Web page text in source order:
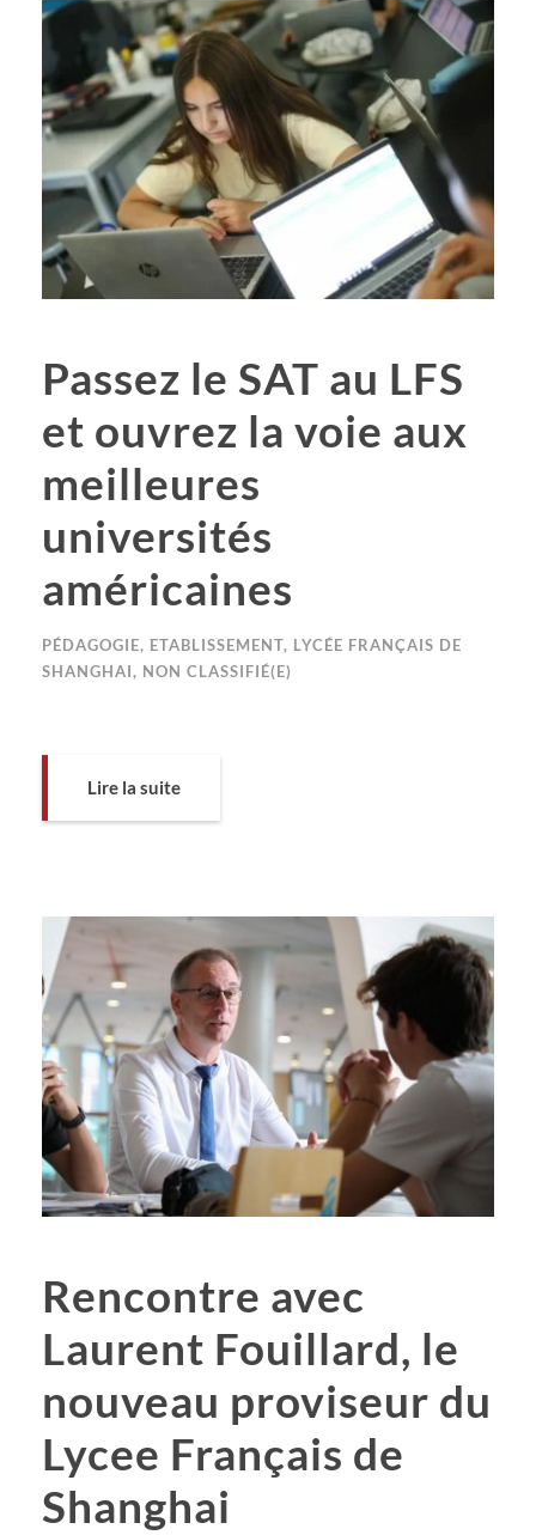
Passez le SAT au LFS
et ouvrez la voie aux
meilleures
universités
américaines
PÉDAGOGIE, ETABLISSEMENT, LYCÉE FRANÇAIS DE
SHANGHAI, NON CLASSIFIÉ(E)
Lire la suite
Rencontre avec
Laurent Fouillard, le
nouveau proviseur du
Lycee Français de
Shanghai